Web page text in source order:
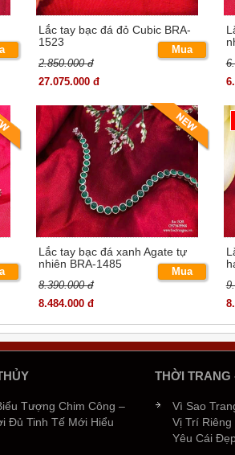
diễn viên điện ảnh khác
Lắc tay bạc đá đỏ Cubic BRA-
1523
2.850.000 đ
27.075.000 đ
Mua
ngay
Lắc tay bạc đá xanh Agate tự
nhiên BRA-1485
8.390.000 đ
8.484.000 đ
Mua
ngay
Tượng Chim Công –
Đủ Tinh Tế Mới Hiểu
THỜI TRANG
Vì Sao
Vị Trí
Yêu Cái